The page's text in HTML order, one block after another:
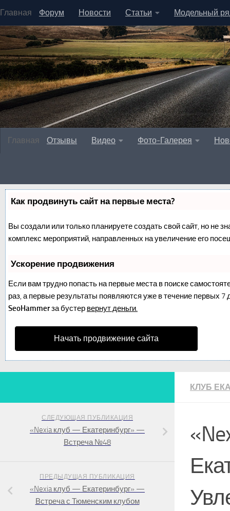
Главная Форум Новости Статьи Модельный
Главная Отзывы Видео Фото-Галерея
Как продвинуть сайт на первые места?
Вы создали или только планируете создать свой сайт, но не
комплекс мероприятий, направленных на увеличение его
Ускорение продвижения
Если вам трудно попасть на первые места в поиске
раз, а первые результаты появляются уже в течение первых 7
SeoHammerза бустер вернут деньги.
Начать продвижение сайта
КЛУБ
СЛЕДУЮЩАЯ ПУБЛИКАЦИЯ
«Nexia клуб — Екатеринбург» —
Встреча №48
ПРЕДЫДУЩАЯ ПУБЛИКАЦИЯ
«Nexia клуб — Екатеринбург» —
Встреча с Тюменским клубом